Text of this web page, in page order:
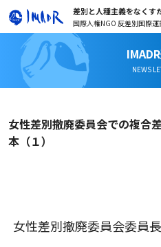
差別と人種主義をなくす
国際人権NGO 反差別国際運
NEWS
女性差別撤廃委員会での複合
本（１）
女性差別撤廃委員会委員